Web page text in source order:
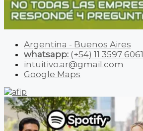
Argentina - Buenos Aires
whatsapp: (+54) 11 3597 6061
intuitivo.ar@gmail.com
Google Maps